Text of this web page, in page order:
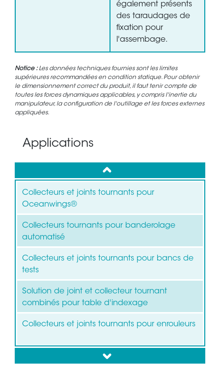
également présents
des taraudages de
fixation pour
l'assembage.
Notice :Les données techniques fournies sont les limites
supérieures recommandées en condition statique. Pour obtenir
le dimensionnement correct du produit, il faut tenir compte de
toutes les forces dynamiques applicables, y compris l'inertie du
manipulateur, la configuration de l'outillage et les forces externes
appliquées.
Applications
up
Collecteurs et joints tournants pour
Oceanwings®
Collecteurs tournants pour banderolage
automatisé
Collecteurs et joints tournants pour bancs de
tests
Solution de joint et collecteur tournant
combinés pour table d'indexage
Collecteurs et joints tournants pour enrouleurs
down